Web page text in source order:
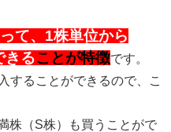
て、1株単位から
きることが特徴です。
することができるので、こ
株（S株）も買うことがで